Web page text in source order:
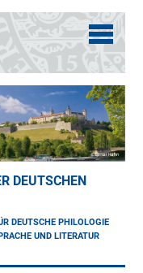
DEUTSCHEN
DEUTSCHE PHILOLOGIE
UND LITERATUR